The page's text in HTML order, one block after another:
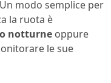
modo semplice per
la ruota è
notturne oppure
le sue